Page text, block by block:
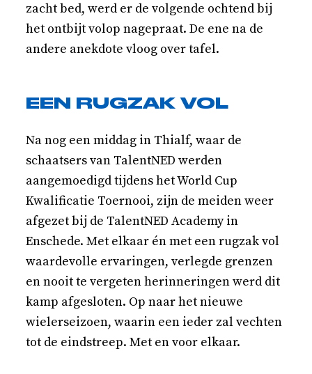
zacht bed, werd er de volgende ochtend bij
het ontbijt volop nagepraat. De ene na de
andere anekdote vloog over tafel.
EEN RUGZAK VOL
Na nog een middag in Thialf, waar de
schaatsers van TalentNED werden
aangemoedigd tijdens het World Cup
Kwalificatie Toernooi, zijn de meiden weer
afgezet bij de TalentNED Academy in
Enschede. Met elkaar én met een rugzak vol
waardevolle ervaringen, verlegde grenzen
en nooit te vergeten herinneringen werd dit
kamp afgesloten. Op naar het nieuwe
wielerseizoen, waarin een ieder zal vechten
tot de eindstreep. Met en voor elkaar.